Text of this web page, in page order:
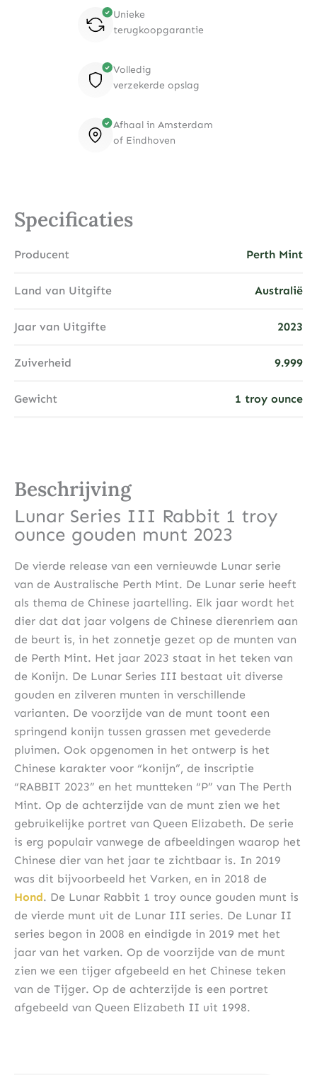
Unieke
terugkoopgarantie
Volledig
verzekerde opslag
Afhaal in Amsterdam
of Eindhoven
Specificaties
Producent Perth Mint
Land van Uitgifte Australië
Jaar van Uitgifte 2023
Zuiverheid 9.999
Gewicht 1 troy ounce
Beschrijving
Lunar Series III Rabbit 1 troy
ounce gouden munt 2023
De vierde release van een vernieuwde Lunar serie
van de Australische Perth Mint. De Lunar serie heeft
als thema de Chinese jaartelling. Elk jaar wordt het
dier dat dat jaar volgens de Chinese dierenriem aan
de beurt is, in het zonnetje gezet op de munten van
de Perth Mint. Het jaar 2023 staat in het teken van
de Konijn. De Lunar Series III bestaat uit diverse
gouden en zilveren munten in verschillende
varianten. De voorzijde van de munt toont een
springend konijn tussen grassen met gevederde
pluimen. Ook opgenomen in het ontwerp is het
Chinese karakter voor “konijn”, de inscriptie
“RABBIT 2023” en het muntteken “P” van The Perth
Mint. Op de achterzijde van de munt zien we het
gebruikelijke portret van Queen Elizabeth. De serie
is erg populair vanwege de afbeeldingen waarop het
Chinese dier van het jaar te zichtbaar is. In 2019
was dit bijvoorbeeld het Varken, en in 2018 de
Hond. De Lunar Rabbit 1 troy ounce gouden munt is
de vierde munt uit de Lunar III series. De Lunar II
series begon in 2008 en eindigde in 2019 met het
jaar van het varken. Op de voorzijde van de munt
zien we een tijger afgebeeld en het Chinese teken
van de Tijger. Op de achterzijde is een portret
afgebeeld van Queen Elizabeth II uit 1998.